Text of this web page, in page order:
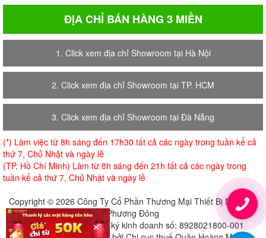
ĐỊA CHỈ BÁN HÀNG 3 MIỀN
1. Click xem địa chỉ Showroom tại Hà Nội
2. Click xem địa chỉ Showroom tại TP. HCM
3. Click xem địa chỉ Showroom tại Đà Nẵng
(*) Làm việc từ 8h sáng đến 17h30 tất cả các ngày trong tuần kể cả
thứ 7, Chủ Nhật và ngày lễ
(TP. Hồ Chí Minh) Làm từ 8h sáng đến 21h tất cả các ngày trong
tuần kể cả thứ 7, Chủ Nhật và ngày lễ
Copyright © 2026 Công Ty Cổ Phần Thương Mại Thiết Bị Nội Thất
Phương Đông
Giấy chứng nhận đăng ký kinh doanh số: 8928021800-001
×